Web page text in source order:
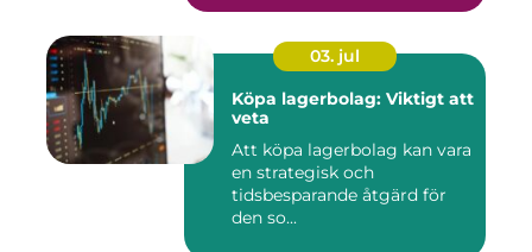
03. jul
Köpa lagerbolag: Viktigt att
veta
Att köpa lagerbolag kan vara
en strategisk och
tidsbesparande åtgärd för
den so...